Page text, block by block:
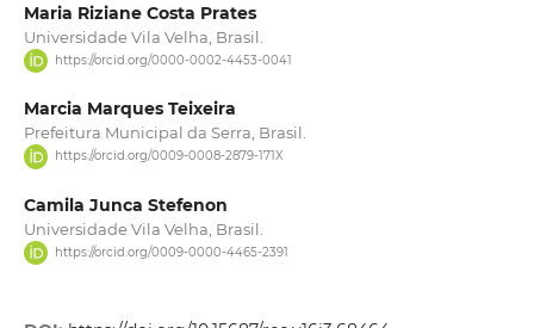
Maria Riziane Costa Prates
Universidade Vila Velha, Brasil.
https://orcid.org/0000-0002-4453-0041
Marcia Marques Teixeira
Prefeitura Municipal da Serra, Brasil.
https://orcid.org/0009-0008-2879-171X
Camila Junca Stefenon
Universidade Vila Velha, Brasil.
https://orcid.org/0009-0000-4465-2391